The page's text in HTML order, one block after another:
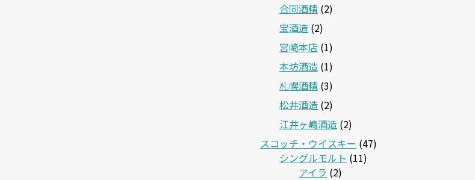
合同酒精 (2)
宝酒造 (2)
宮崎本店 (1)
本坊酒造 (1)
札幌酒精 (3)
松井酒造 (2)
江井ヶ嶋酒造 (2)
スコッチ・ウイスキー (47)
シングルモルト (11)
アイラ (2)